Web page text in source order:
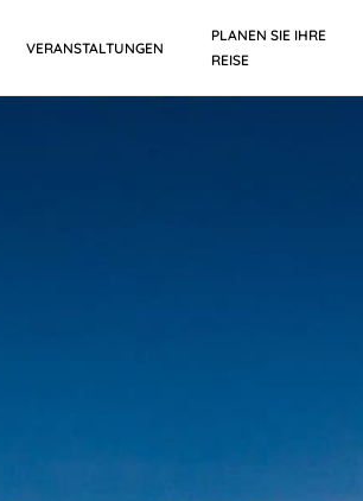
VERANSTALTUNGEN
PLANEN SIE IHRE
REISE